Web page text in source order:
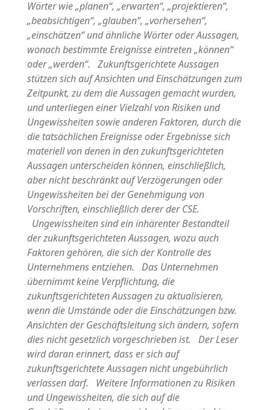
Wörter wie „planen“, „erwarten“, „projektieren“,
„beabsichtigen“, „glauben“, „vorhersehen“,
„einschätzen“ und ähnliche Wörter oder Aussagen,
wonach bestimmte Ereignisse eintreten „können“
oder „werden“. Zukunftsgerichtete Aussagen
stützen sich auf Ansichten und Einschätzungen zum
Zeitpunkt, zu dem die Aussagen gemacht wurden,
und unterliegen einer Vielzahl von Risiken und
Ungewissheiten sowie anderen Faktoren, durch die
die tatsächlichen Ereignisse oder Ergebnisse sich
materiell von denen in den zukunftsgerichteten
Aussagen unterscheiden können, einschließlich,
aber nicht beschränkt auf Verzögerungen oder
Ungewissheiten bei der Genehmigung von
Vorschriften, einschließlich derer der CSE.
Ungewissheiten sind ein inhärenter Bestandteil
der zukunftsgerichteten Aussagen, wozu auch
Faktoren gehören, die sich der Kontrolle des
Unternehmens entziehen. Das Unternehmen
übernimmt keine Verpflichtung, die
zukunftsgerichteten Aussagen zu aktualisieren,
wenn die Umstände oder die Einschätzungen bzw.
Ansichten der Geschäftsleitung sich ändern, sofern
dies nicht gesetzlich vorgeschrieben ist. Der Leser
wird daran erinnert, dass er sich auf
zukunftsgerichtete Aussagen nicht ungebührlich
verlassen darf. Weitere Informationen zu Risiken
und Ungewissheiten, die sich auf die